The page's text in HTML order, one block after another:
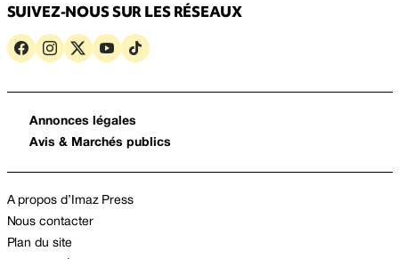
SUIVEZ-NOUS SUR LES RÉSEAUX
Annonces légales
Avis & Marchés publics
A propos d’Imaz Press
Nous contacter
Plan du site